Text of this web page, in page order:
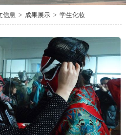
信息 > 成果展示 > 学生化妆